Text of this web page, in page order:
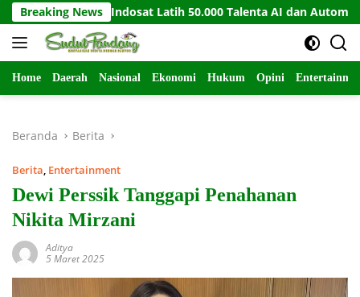
Langsung
ke
konten
Breaking News
dan Indosat Latih 50.000 Talenta AI dan Automation
Home Daerah Nasional Ekonomi Hukum Opini
Beranda Berita
Berita, Entertainment
Dewi Perssik Tanggapi Penahanan
Nikita Mirzani
Aditya
5 Maret 2025